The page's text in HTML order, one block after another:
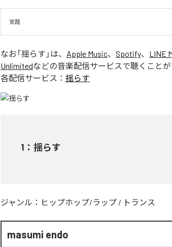
覚醒
なお「揺らす 」は、 Apple Music、 Spotify、 LINE
Unlimitedなどの音楽配信サービスで聴くことが
各配信サービス： 揺らす
1 ： 揺らす
ジャンル： ヒップホップ/ラップ / トランス
masumi endo